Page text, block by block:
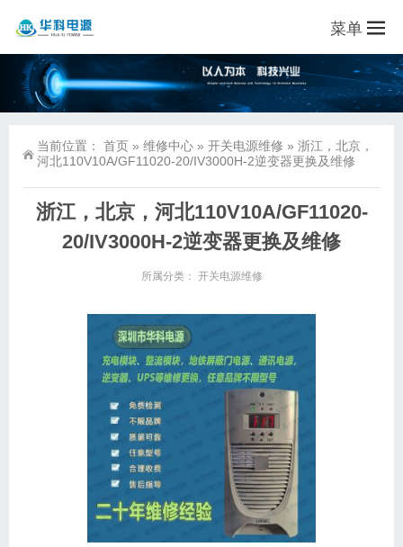
菜单
当前位置： 首页 » 维修中心 » 开关电源维修 » 浙江，北京，
河北110V10A/GF11020-20/IV3000H-2逆变器更换及维修
浙江，北京，河北110V10A/GF11020-
20/IV3000H-2逆变器更换及维修
所属分类： 开关电源维修